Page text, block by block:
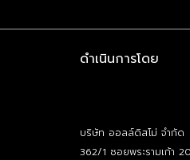
ดำเนินการโดย
บริษัท ออลล์ดิสโม่ จำกัด
362/1 ซอยพระรามเก้า